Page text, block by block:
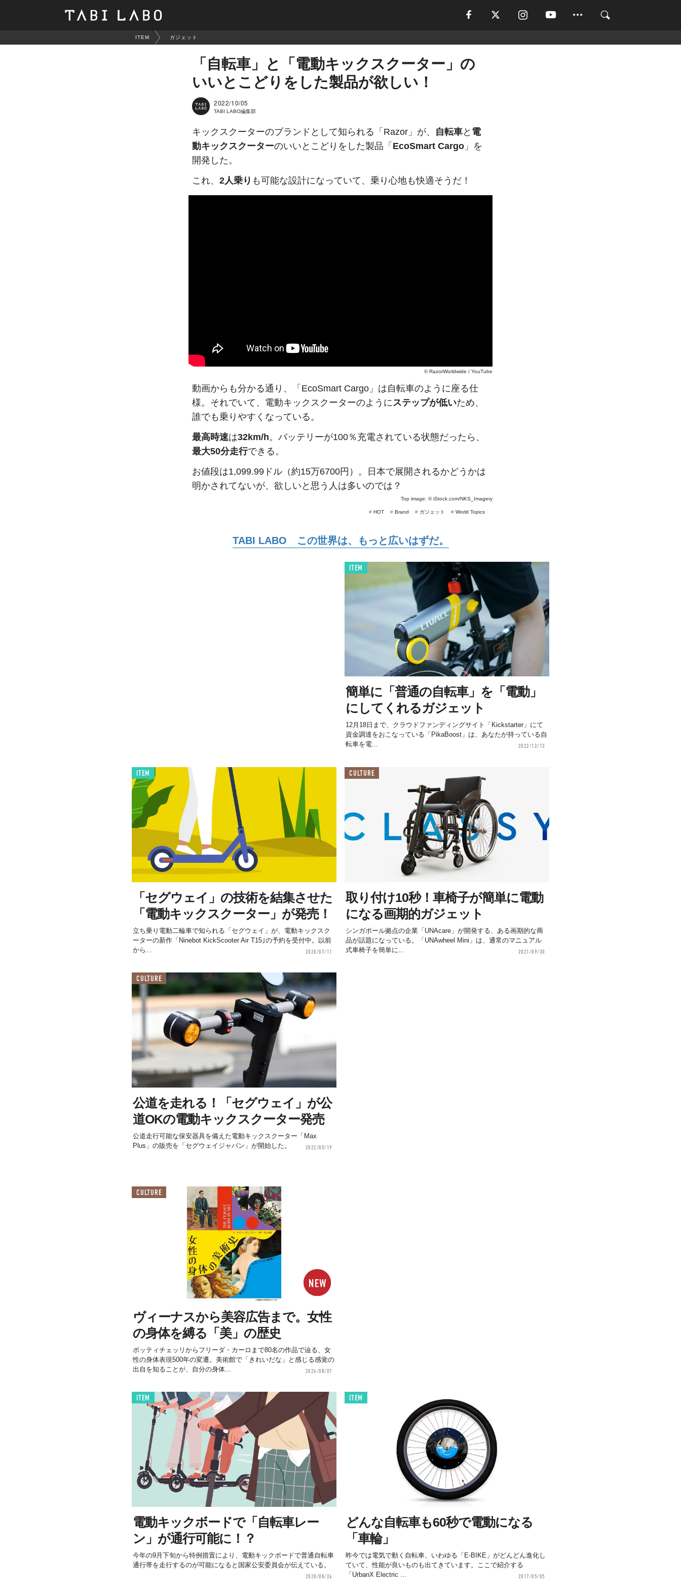
ITEM ガジェット
「自転車」と「電動キックスクーター」の
いいとこどりをした製品が欲しい！
2022/10/05
TABI LABO編集部
キックスクーターのブランドとして知られる「Razor」が、 自転車と 電
動キックスクーターのいいとこどりをした製品「 EcoSmart Cargo 」を
開発した。
これ、 2人乗り も可能な設計になっていて、乗り心地も快適そうだ！
©RazorWorldwide / YouTube
動画からも分かる通り、「EcoSmart Cargo」は自転車のように座る仕
様。それでいて、電動キックスクーターのように ステップが低いため、
誰でも乗りやすくなっている。
最高時速は32km/h。バッテリーが100％充電されている状態だったら、
最大50分走行できる。
お値段は1,099.99ドル（約15万6700円）。日本で展開されるかどうかは
明かされてないが、欲しいと思う人は多いのでは？
Top image: ©iStock.com/NKS_Imagery
# World Topics
# ガジェット
# Brand
# HOT
TABI LABO この世界は、もっと広いはずだ。
ITEM
簡単に「普通の自転車」を「電動」
にしてくれるガジェット
12月18日まで、クラウドファンディングサイト「Kickstarter」にて
資金調達をおこなっている「PikaBoost」は、あなたが持っている自
転車を電...
2022/12/13
ITEM
「セグウェイ」の技術を結集させた
「電動キックスクーター」が発売！
立ち乗り電動二輪車で知られる「セグウェイ」が、電動キックスク
ーターの新作「Ninebot KickScooter Air T15｣の予約を受付中。以前
から...
2020/07/11
CULTURE
取り付け10秒！車椅子が簡単に電動
になる画期的ガジェット
シンガポール拠点の企業「UNAcare」が開発する、ある画期的な商
品が話題になっている。「UNAwheel Mini」は、通常のマニュアル
式車椅子を簡単に...
2021/09/30
CULTURE
公道を走れる！「セグウェイ」が公
道OKの電動キックスクーター発売
公道走行可能な保安器具を備えた電動キックスクーター「Max
Plus」の販売を「セグウェイジャパン」が開始した。
2022/05/19
CULTURE
ヴィーナスから美容広告まで。女性
の身体を縛る「美」の歴史
ボッティチェッリからフリーダ・カーロまで80名の作品で辿る、女
性の身体表現500年の変遷。美術館で「きれいだな」と感じる感覚の
出自を知ることが、自分の身体...
2026/08/07
ITEM
電動キックボードで「自転車レー
ン」が通行可能に！？
今年の9月下旬から特例措置により、電動キックボードで普通自転車
通行帯を走行するのが可能になると国家公安委員会が伝えている。
2020/08/24
ITEM
どんな自転車も60秒で電動になる
「車輪」
昨今では電気で動く自転車、いわゆる「E-BIKE」がどんどん進化し
ていて、性能が良いものも出てきています。ここで紹介する
「UrbanX Electric ...
2017/05/05